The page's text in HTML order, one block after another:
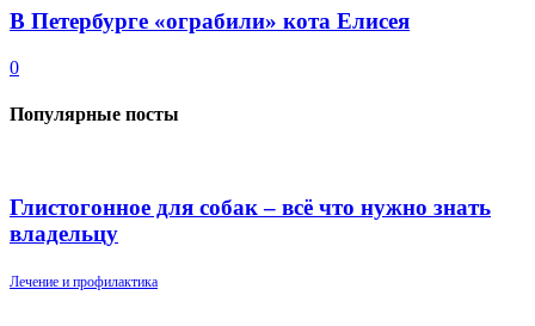
В Петербурге «ограбили» кота Елисея
0
Популярные посты
Глистогонное для собак – всё что нужно знать
владельцу
Лечение и профилактика